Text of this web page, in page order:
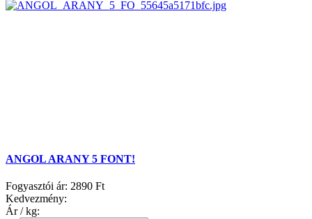
ANGOL ARANY 5 FONT!
Fogyasztói ár: 2890 Ft
Kedvezmény:
Ár / kg: